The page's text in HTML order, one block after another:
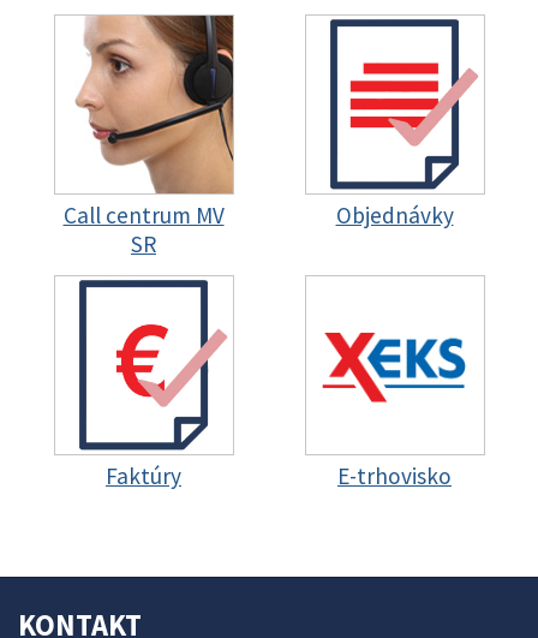
Call centrum MV
SR
Objednávky
Faktúry E-trhovisko
KONTAKT